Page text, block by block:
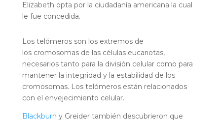
Elizabeth opta por la ciudadanía americana la cual
le fue concedida.
Los telómeros son los extremos de
los cromosomas de las células eucariotas,
necesarios tanto para la división celular como para
mantener la integridad y la estabilidad de los
cromosomas. Los telómeros están relacionados
con el envejecimiento celular.
Blackburn y Greider también descubrieron que